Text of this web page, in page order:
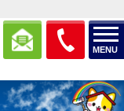
MENU